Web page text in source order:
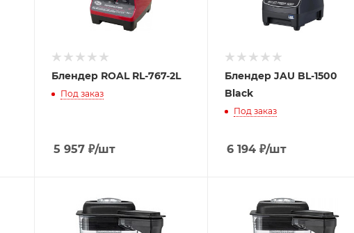
Блендер ROAL RL-767-2L
Под заказ
5 957 ₽/шт
Блендер JAU BL-1500
Black
Под заказ
6 194₽/шт